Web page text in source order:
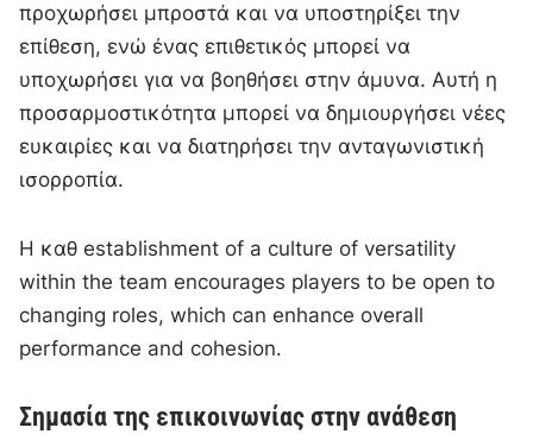
προχωρήσει μπροστά και να υποστηρίξει την
επίθεση, ενώ ένας επιθετικός μπορεί να
υποχωρήσει για να βοηθήσει στην άμυνα. Αυτή η
προσαρμοστικότητα μπορεί να δημιουργήσει νέες
ευκαιρίες και να διατηρήσει την ανταγωνιστική
ισορροπία.
Η καθ establishment of a culture of versatility
within the team encourages players to be open to
changing roles, which can enhance overall
performance and cohesion.
Σημασία της επικοινωνίας στην ανάθεση